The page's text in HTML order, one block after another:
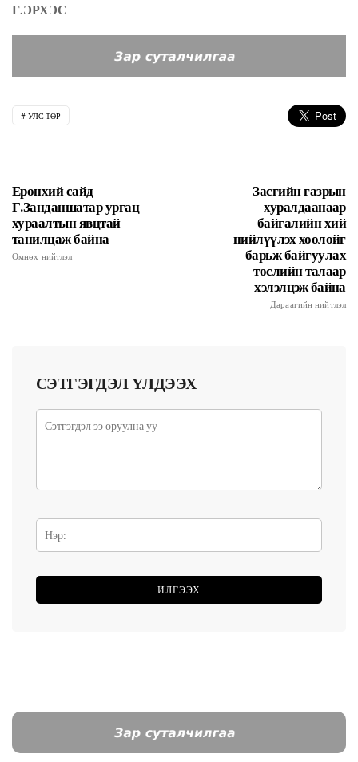
Г.ЭРХЭС
УЛС ТӨР
Ерөнхий сайд
Г.Занданшатар ургац
хураалтын явцтай
танилцаж байна
Өмнөх нийтлэл
Засгийн газрын
хуралдаанаар
байгалийн хий
нийлүүлэх хоолойг
барьж байгуулах
төслийн талаар
хэлэлцэж байна
Дараагийн нийтлэл
СЭТГЭГДЭЛ ҮЛДЭЭХ